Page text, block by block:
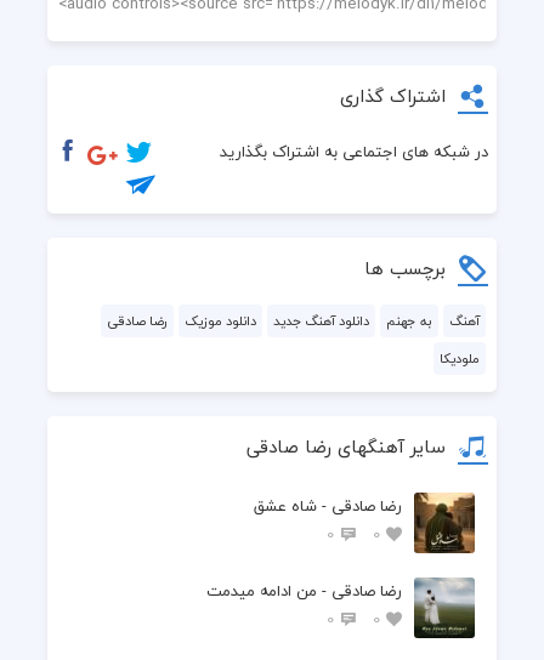
اشتراک گذاری
در شبکه های اجتماعی به اشتراک بگذارید
برچسب ها
آهنگ به جهنم دانلود آهنگ جدید دانلود موزیک
رضا صادقی
ملودیکا
سایر آهنگهای رضا صادقی
رضا صادقی - شاه عشق
0
0
رضا صادقی - من ادامه میدمت
0
0